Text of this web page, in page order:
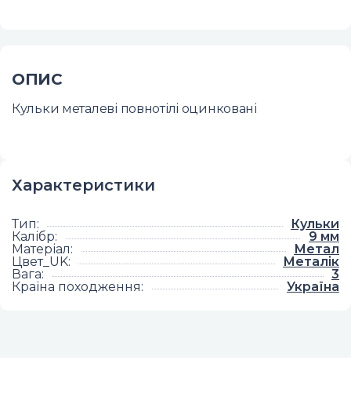
ОПИС
Кульки металеві повнотілі оцинковані
Характеристики
Тип:
Кульки
Калібр:
9 мм
Матеріал:
Метал
Цвет_UK:
Металік
Вага:
3
Країна походження: Україна